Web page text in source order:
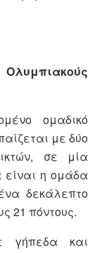
ομαδικό
με δύο
σε μία
είναι η ομάδα
δεκάλεπτο
21 πόντους.
γήπεδα και